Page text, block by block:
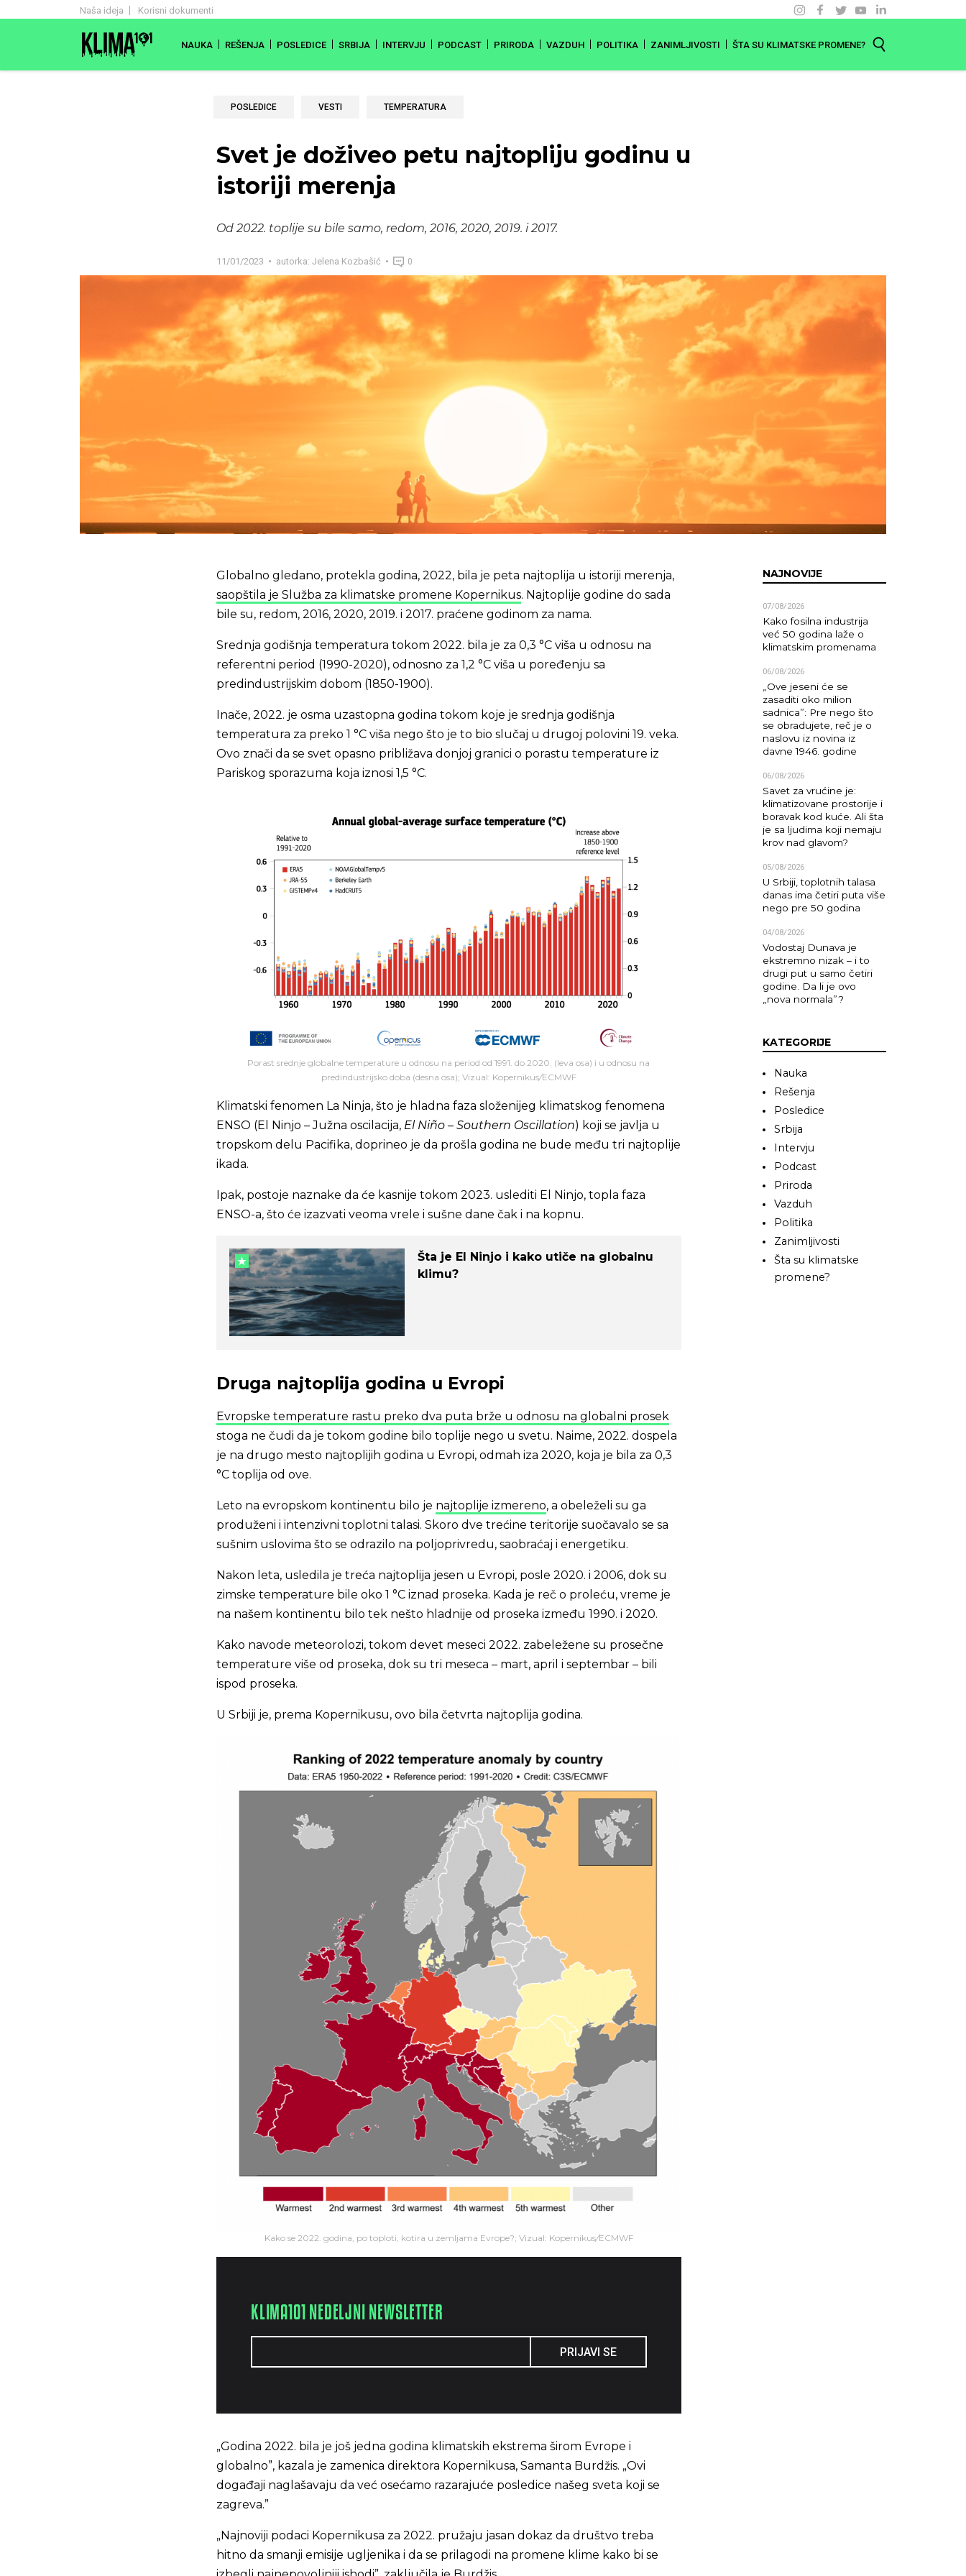
Naša ideja Korisni dokumenti
NAUKA REŠENJA POSLEDICE SRBIJA INTERVJU PODCAST PRIRODA VAZDUH POLITIKA ZANIMLJIVOSTI ŠTA SU KLIMATSKE PROMENE?
POSLEDICE VESTI TEMPERATURA
Svet je doživeo petu najtopliju godinu u
istoriji merenja
Od 2022. toplije su bile samo, redom, 2016, 2020, 2019. i 2017.
11/01/2023 autorka: Jelena Kozbašić 0
Globalno gledano, protekla godina, 2022, bila je peta najtoplija u istoriji merenja,
saopštila je Služba za klimatske promene Kopernikus. Najtoplije godine do sada
bile su, redom, 2016, 2020, 2019. i 2017. praćene godinom za nama.
Srednja godišnja temperatura tokom 2022. bila je za 0,3 °C viša u odnosu na
referentni period (1990-2020), odnosno za 1,2 °C viša u poređenju sa
predindustrijskim dobom (1850-1900).
Inače, 2022. je osma uzastopna godina tokom koje je srednja godišnja
temperatura za preko 1 °C viša nego što je to bio slučaj u drugoj polovini 19. veka.
Ovo znači da se svet opasno približava donjoj granici o porastu temperature iz
Pariskog sporazuma koja iznosi 1,5 °C.
Porast srednje globalne temperature u odnosu na period od 1991. do 2020. (leva osa) i u odnosu na
predindustrijsko doba (desna osa); Vizual: Kopernikus/ECMWF
Klimatski fenomen La Ninja, što je hladna faza složenijeg klimatskog fenomena
ENSO (El Ninjo – Južna oscilacija, El Niño – Southern Oscillation) koji se javlja u
tropskom delu Pacifika, doprineo je da prošla godina ne bude među tri najtoplije
ikada.
Ipak, postoje naznake da će kasnije tokom 2023. uslediti El Ninjo, topla faza
ENSO-a, što će izazvati veoma vrele i sušne dane čak i na kopnu.
Šta je El Ninjo i kako utiče na globalnu
klimu?
Druga najtoplija godina u Evropi
Evropske temperature rastu preko dva puta brže u odnosu na globalni prosek
stoga ne čudi da je tokom godine bilo toplije nego u svetu. Naime, 2022. dospela
je na drugo mesto najtoplijih godina u Evropi, odmah iza 2020, koja je bila za 0,3
°C toplija od ove.
Leto na evropskom kontinentu bilo je najtoplije izmereno, a obeleželi su ga
produženi i intenzivni toplotni talasi. Skoro dve trećine teritorije suočavalo se sa
sušnim uslovima što se odrazilo na poljoprivredu, saobraćaj i energetiku.
Nakon leta, usledila je treća najtoplija jesen u Evropi, posle 2020. i 2006, dok su
zimske temperature bile oko 1 °C iznad proseka. Kada je reč o proleću, vreme je
na našem kontinentu bilo tek nešto hladnije od proseka između 1990. i 2020.
Kako navode meteorolozi, tokom devet meseci 2022. zabeležene su prosečne
temperature više od proseka, dok su tri meseca – mart, april i septembar – bili
ispod proseka.
U Srbiji je, prema Kopernikusu, ovo bila četvrta najtoplija godina.
Kako se 2022. godina, po toploti, kotira u zemljama Evrope?; Vizual: Kopernikus/ECMWF
KLIMA101 NEDELJNI NEWSLETTER
PRIJAVI SE
„Godina 2022. bila je još jedna godina klimatskih ekstrema širom Evrope i
globalno”, kazala je zamenica direktora Kopernikusa, Samanta Burdžis. „Ovi
događaji naglašavaju da već osećamo razarajuće posledice našeg sveta koji se
zagreva.”
„Najnoviji podaci Kopernikusa za 2022. pružaju jasan dokaz da društvo treba
hitno da smanji emisije ugljenika i da se prilagodi na promene klime kako bi se
NAJNOVIJE
07/08/2026
Kako fosilna industrija
već 50 godina laže o
klimatskim promenama
06/08/2026
„Ove jeseni će se
zasaditi oko milion
sadnica”: Pre nego što
se obradujete, reč je o
naslovu iz novina iz
davne 1946. godine
06/08/2026
Savet za vrućine je:
klimatizovane prostorije i
boravak kod kuće. Ali šta
je sa ljudima koji nemaju
krov nad glavom?
05/08/2026
U Srbiji, toplotnih talasa
danas ima četiri puta više
nego pre 50 godina
04/08/2026
Vodostaj Dunava je
ekstremno nizak – i to
drugi put u samo četiri
godine. Da li je ovo
„nova normala”?
KATEGORIJE
Nauka
Rešenja
Posledice
Srbija
Intervju
Podcast
Priroda
Vazduh
Politika
Zanimljivosti
Šta su klimatske
promene?